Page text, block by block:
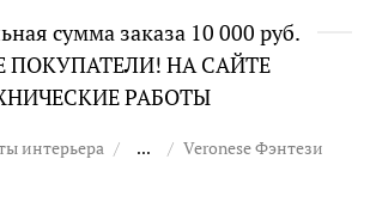
сумма заказа 10 000 руб.
НА САЙТЕ
РАБОТЫ
интерьера ... Veronese Фэнтези